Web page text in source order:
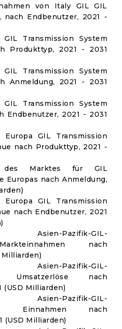
von Italy GIL GIL
nach Endbenutzer, 2021 -
Transmission System
Produkttyp, 2021 - 2031
Transmission System
Anmeldung, 2021 - 2031
Transmission System
Endbenutzer, 2021 - 2031
GIL Transmission
nach Produkttyp, 2021 -
Marktes für GIL
Europas nach Anmeldung,
GIL Transmission
nach Endbenutzer, 2021
Pazifik-GIL-
Markteinnahmen nach
Milliarden)
Pazifik-GIL-
Umsatzerlöse nach
(USD Milliarden)
Pazifik-GIL-
Einnahmen nach
(USD Milliarden)